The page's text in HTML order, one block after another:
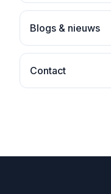
Blogs & nieuws
Contact